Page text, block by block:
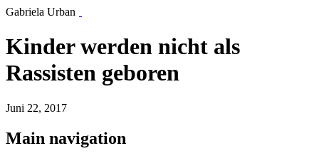
Gabriela Urban
Kinder werden nicht als
Rassisten geboren
Juni 22, 2017
Main navigation